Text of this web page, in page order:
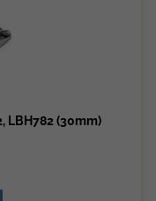
LBH782 (30mm)